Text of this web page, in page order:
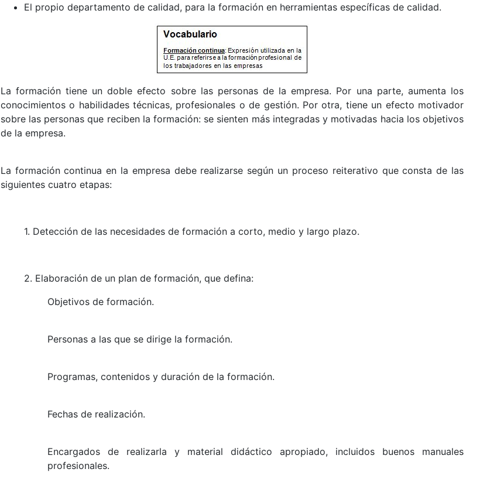
El propio departamento de calidad, para la formación en herramientas específicas de calidad.
La formación tiene un doble efecto sobre las personas de la empresa. Por una parte, aumenta los
conocimientos o habilidades técnicas, profesionales o de gestión. Por otra, tiene un efecto motivador
sobre las personas que reciben la formación: se sienten más integradas y motivadas hacia los objetivos
de la empresa.
La formación continua en la empresa debe realizarse según un proceso reiterativo que consta de las
siguientes cuatro etapas:
1. Detección de las necesidades de formación a corto, medio y largo plazo.
2. Elaboración de un plan de formación, que defina:
Objetivos de formación.
Personas a las que se dirige la formación.
Programas, contenidos y duración de la formación.
Fechas de realización.
Encargados de realizarla y material didáctico apropiado, incluidos buenos manuales
profesionales.